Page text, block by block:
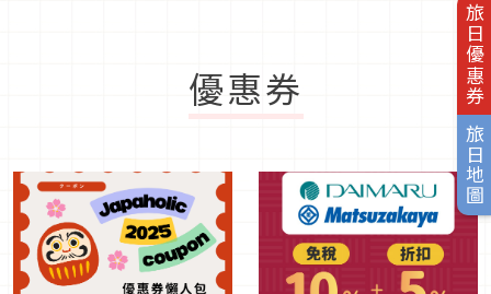
旅日優惠券
旅日地圖
優惠券